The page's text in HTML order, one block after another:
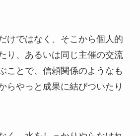
けではなく、そこから個人的
り、あるいは同じ主催の交流
ことで、信頼関係のようなも
らやっと成果に結びついたり